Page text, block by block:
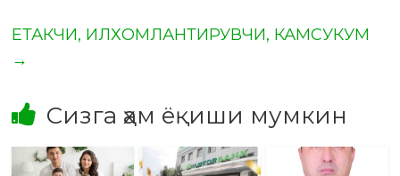
ЕТАКЧИ, ИЛХОМЛАНТИРУВЧИ, КАМСУКУМ
→
Сизга ҳам ёқиши мумкин